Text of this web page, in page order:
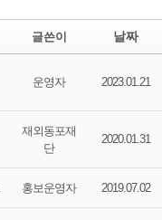
글쓴이 날짜
운영자 2023.01.21
재외동포재
단
2020.01.31
홍보운영자 2019.07.02